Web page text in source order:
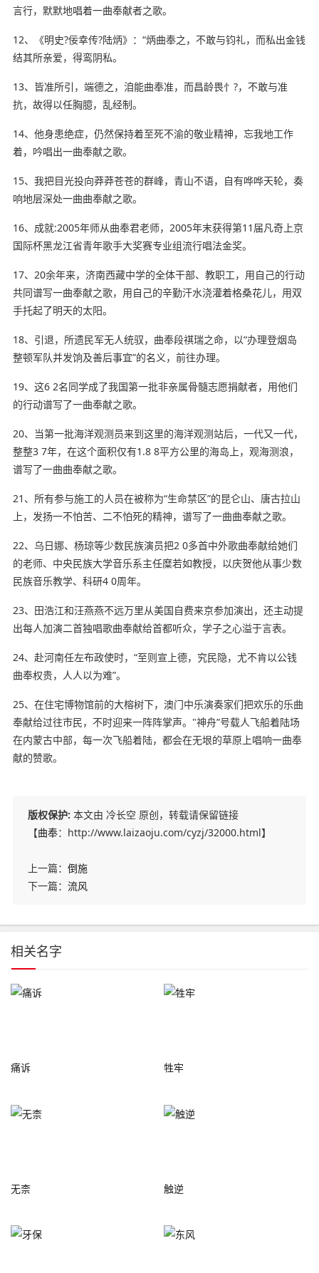
言行，默默地唱着一曲奉献者之歌。
12、《明史?佞幸传?陆炳》：“炳曲奉之，不敢与钧礼，而私出金钱
结其所亲爱，得鸾阴私。
13、皆准所引，端德之，洎能曲奉准，而昌龄畏忄?，不敢与准
抗，故得以任胸臆，乱经制。
14、他身患绝症， 仍然保持着至死不渝的敬业精神，忘我地工作
着，吟唱出一曲奉献之歌。
15、我把目光投向莽莽苍苍的群峰，青山不语，自有哗哗天轮，奏
响地层深处一曲曲奉献之歌。
16、成就:2005年师从曲奉君老师，2005年末获得第11届凡奇上京
国际杯黑龙江省青年歌手大奖赛专业组流行唱法金奖。
17、20余年来，济南西藏中学的全体干部、教职工，用自己的行动
共同谱写一曲奉献之歌，用自己的辛勤汗水浇灌着格桑花儿，用双
手托起了明天的太阳。
18、引退，所遗民军无人统驭，曲奉段祺瑞之命，以“办理登烟岛
整顿军队并发饷及善后事宜”的名义，前往办理。
19、这6 2名同学成了我国第一批非亲属骨髓志愿捐献者，用他们
的行动谱写了一曲奉献之歌。
20、当第一批海洋观测员来到这里的海洋观测站后，一代又一代，
整整3 7年，在这个面积仅有1.8 8平方公里的海岛上，观海测浪，
谱写了一曲曲奉献之歌。
21、所有参与施工的人员在被称为“生命禁区”的昆仑山、唐古拉山
上，发扬一不怕苦、二不怕死的精神，谱写了一曲曲奉献之歌。
22、乌日娜、杨琼等少数民族演员把2 0多首中外歌曲奉献给她们
的老师、中央民族大学音乐系主任糜若如教授，以庆贺他从事少数
民族音乐教学、科研4 0周年。
23、田浩江和汪燕燕不远万里从美国自费来京参加演出，还主动提
出每人加演二首独唱歌曲奉献给首都听众，学子之心溢于言表。
24、赴河南任左布政使时，“至则宣上德，究民隐，尤不肯以公钱
曲奉权贵，人人以为难”。
25、在住宅博物馆前的大榕树下，澳门中乐演奏家们把欢乐的乐曲
奉献给过往市民，不时迎来一阵阵掌声。"神舟”号载人飞船着陆场
在内蒙古中部，每一次飞船着陆，都会在无垠的草原上唱响一曲奉
献的赞歌。
版权保护: 本文由 冷长空 原创，转载请保留链接
【曲奉：http://www.laizaoju.com/cyzj/32000.html】
上一篇： 倒施
下一篇： 流风
相关名字
痛诉 牲牢
无柰 触逆